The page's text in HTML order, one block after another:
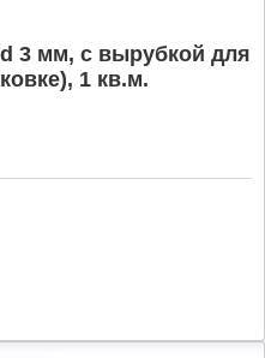
3 мм, с вырубкой для
1 кв.м.